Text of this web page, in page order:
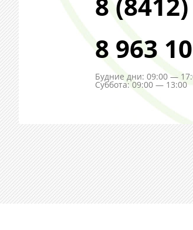
8 963
Будние дни: 09:00 —
Суббота: 09:00 — 13:00